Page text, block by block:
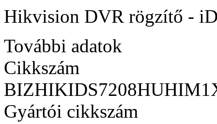
Hikvision DVR rögzítő -
További adatok
Cikkszám
Gyártói cikkszám